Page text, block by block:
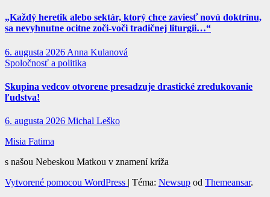
„Každý heretik alebo sektár, ktorý chce zaviesť novú doktrínu,
sa nevyhnutne ocitne zoči-voči tradičnej liturgii…“
6. augusta 2026 Anna Kulanová
Spoločnosť a politika
Skupina vedcov otvorene presadzuje drastické zredukovanie
ľudstva!
6. augusta 2026 Michal Leško
Misia Fatima
s našou Nebeskou Matkou v znamení kríža
Vytvorené pomocou WordPress | Téma: Newsup od Themeansar.